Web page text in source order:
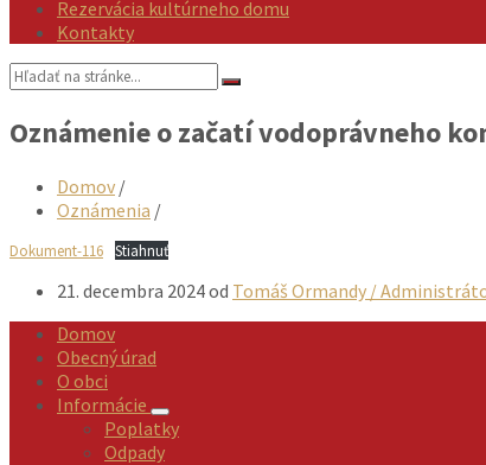
Rezervácia kultúrneho domu
Kontakty
Vyhľadávanie:
Oznámenie o začatí vodoprávneho
Domov /
Oznámenia /
Dokument-116 Stiahnuť
21. decembra 2024od Tomáš Ormandy /
Domov
Obecný úrad
O obci
Informácie
Poplatky
Odpady